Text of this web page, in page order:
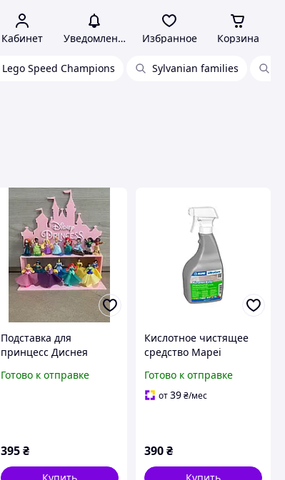
Кабинет Уведомления Избранное Корзина
Lego Speed Champions Sylvanian families
Подставка для
принцесс Диснея
Органайзер для
Готово к отправке
395 ₴
Кислотное чистящее
средство Mapei
для цементных фуг, 750
мл (1150526)
Готово к отправке
от39₴/мес
390₴